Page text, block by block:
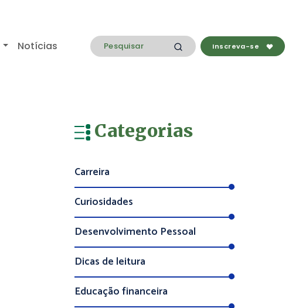
Notícias Inscreva-se
Categorias
Carreira
Curiosidades
Desenvolvimento Pessoal
Dicas de leitura
Educação financeira